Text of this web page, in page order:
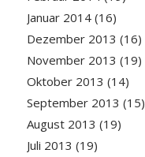
Januar 2014(16)
Dezember 2013 (16)
November 2013 (19)
Oktober 2013 (14)
September 2013 (15)
August 2013 (19)
Juli 2013 (19)